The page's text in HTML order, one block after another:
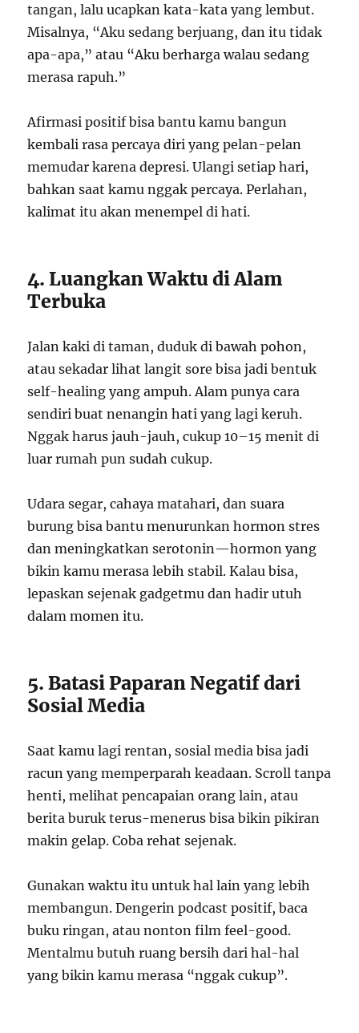
tangan, lalu ucapkan kata-kata yang lembut.
Misalnya, “Aku sedang berjuang, dan itu tidak
apa-apa,” atau “Aku berharga walau sedang
merasa rapuh.”
Afirmasi positif bisa bantu kamu bangun
kembali rasa percaya diri yang pelan-pelan
memudar karena depresi. Ulangi setiap hari,
bahkan saat kamu nggak percaya. Perlahan,
kalimat itu akan menempel di hati.
4. Luangkan Waktu di Alam
Terbuka
Jalan kaki di taman, duduk di bawah pohon,
atau sekadar lihat langit sore bisa jadi bentuk
self-healing yang ampuh. Alam punya cara
sendiri buat nenangin hati yang lagi keruh.
Nggak harus jauh-jauh, cukup 10–15 menit di
luar rumah pun sudah cukup.
Udara segar, cahaya matahari, dan suara
burung bisa bantu menurunkan hormon stres
dan meningkatkan serotonin—hormon yang
bikin kamu merasa lebih stabil. Kalau bisa,
lepaskan sejenak gadgetmu dan hadir utuh
dalam momen itu.
5. Batasi Paparan Negatif dari
Sosial Media
Saat kamu lagi rentan, sosial media bisa jadi
racun yang memperparah keadaan. Scroll tanpa
henti, melihat pencapaian orang lain, atau
berita buruk terus-menerus bisa bikin pikiran
makin gelap. Coba rehat sejenak.
Gunakan waktu itu untuk hal lain yang lebih
membangun. Dengerin podcast positif, baca
buku ringan, atau nonton film feel-good.
Mentalmu butuh ruang bersih dari hal-hal
yang bikin kamu merasa “nggak cukup”.